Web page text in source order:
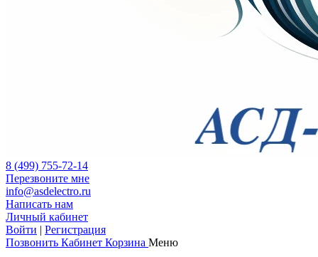
8 (499) 755-72-14
Перезвоните мне
info@asdelectro.ru
Написать нам
Личный кабинет
Войти | Регистрация
Позвонить Кабинет Корзина Меню